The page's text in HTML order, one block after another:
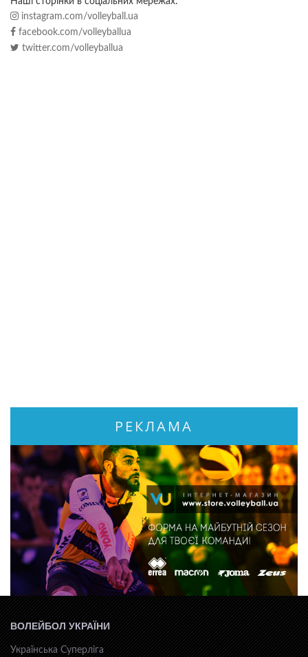
instagram.com/volleyball.ua
facebook.com/volleyballua
twitter.com/volleyballua
РЕКЛАМА
ВОЛЕЙБОЛ УКРАЇНИ
Українська Суперліга